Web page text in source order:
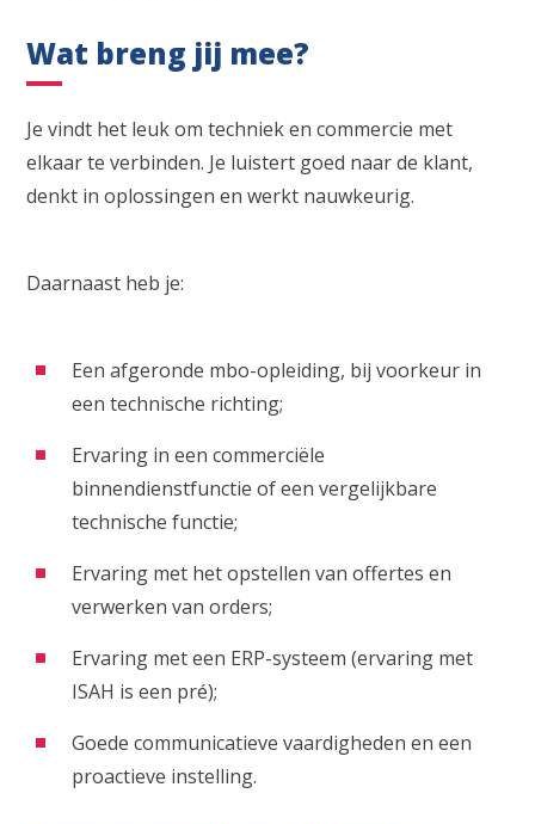
Wat breng jij mee?
Je vindt het leuk om techniek en commercie met
elkaar te verbinden. Je luistert goed naar de klant,
denkt in oplossingen en werkt nauwkeurig.
Daarnaast heb je:
Een afgeronde mbo-opleiding, bij voorkeur in
een technische richting;
Ervaring in een commerciële
binnendienstfunctie of een vergelijkbare
technische functie;
Ervaring met het opstellen van offertes en
verwerken van orders;
Ervaring met een ERP-systeem (ervaring met
ISAH is een pré);
Goede communicatieve vaardigheden en een
proactieve instelling.